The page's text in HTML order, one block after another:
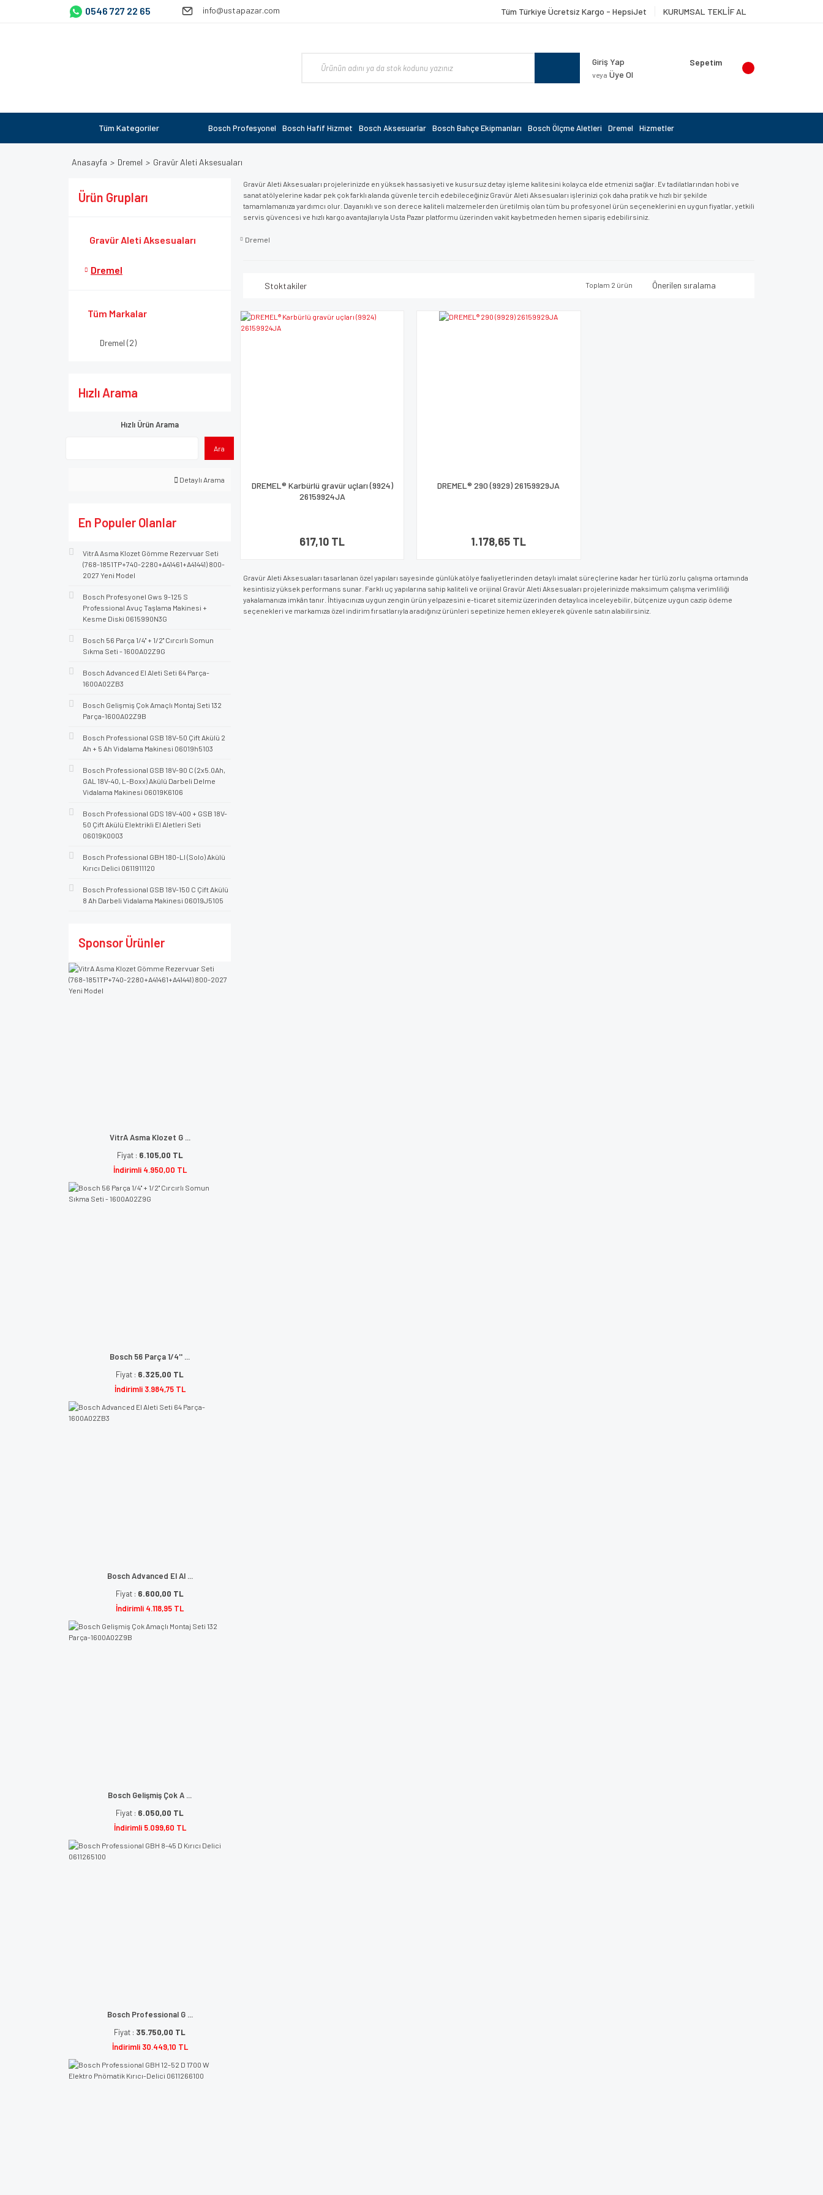
0546 727 22 65 info@ustapazar.com Tüm Türkiye Ücretsiz Kargo - HepsiJet KURUMSAL TEKLİF AL
Giriş Yap
veya Üye Ol
Sepetim
Tüm Kategoriler Bosch Profesyonel Bosch Hafif Hizmet Bosch Aksesuarlar Bosch Bahçe Ekipmanları Bosch Ölçme Aletleri Dremel Hizmetler
Anasayfa Dremel Gravür Aleti Aksesuaları
Ürün Grupları
Gravür Aleti Aksesuaları
Dremel
Tüm Markalar
Dremel (2)
Hızlı Arama
Hızlı Ürün Arama
Ara
Detaylı Arama
En Populer Olanlar
VitrA Asma Klozet Gömme Rezervuar Seti
(768-1851TP+740-2280+A41461+A41441) 800-
2027 Yeni Model
Bosch Profesyonel Gws 9-125 S
Professional Avuç Taşlama Makinesi +
Kesme Diski 0615990N3G
Bosch 56 Parça 1/4'' + 1/2'' Cırcırlı Somun
Sıkma Seti - 1600A02Z9G
Bosch Advanced El Aleti Seti 64 Parça-
1600A02ZB3
Bosch Gelişmiş Çok Amaçlı Montaj Seti 132
Parça-1600A02Z9B
Bosch Professional GSB 18V-50 Çift Akülü 2
Ah + 5 Ah Vidalama Makinesi 06019h5103
Bosch Professional GSB 18V-90 C (2x5.0Ah,
GAL 18V-40, L-Boxx) Akülü Darbeli Delme
Vidalama Makinesi 06019K6106
Bosch Professional GDS 18V-400 + GSB 18V-
50 Çift Akülü Elektrikli El Aletleri Seti
06019K0003
Bosch Professional GBH 180-LI (Solo) Akülü
Kırıcı Delici 0611911120
Bosch Professional GSB 18V-150 C Çift Akülü
8 Ah Darbeli Vidalama Makinesi 06019J5105
Sponsor Ürünler
VitrA Asma Klozet G ...
Fiyat : 6.105,00 TL
İndirimli 4.950,00 TL
Bosch 56 Parça 1/4'' ...
Fiyat : 6.325,00 TL
İndirimli 3.984,75 TL
Bosch Advanced El Al ...
Fiyat : 6.600,00 TL
İndirimli 4.118,95 TL
Bosch Gelişmiş Çok A ...
Fiyat : 6.050,00 TL
İndirimli 5.099,60 TL
Bosch Professional G ...
Fiyat : 35.750,00 TL
İndirimli 30.449,10 TL
Gravür Aleti Aksesuaları projelerinizde en yüksek hassasiyeti ve kusursuz detay işleme kalitesini kolayca elde etmenizi sağlar. Ev tadilatlarından hobi ve
sanat atölyelerine kadar pek çok farklı alanda güvenle tercih edebileceğiniz Gravür Aleti Aksesuaları işlerinizi çok daha pratik ve hızlı bir şekilde
tamamlamanıza yardımcı olur. Dayanıklı ve son derece kaliteli malzemelerden üretilmiş olan tüm bu profesyonel ürün seçeneklerini en uygun fiyatlar, yetkili
servis güvencesi ve hızlı kargo avantajlarıyla Usta Pazar platformu üzerinden vakit kaybetmeden hemen sipariş edebilirsiniz.
Dremel
Stoktakiler Toplam 2 ürün
DREMEL® Karbürlü gravür uçları (9924)
26159924JA
617,10 TL
DREMEL® 290 (9929) 26159929JA
1.178,65 TL
Gravür Aleti Aksesuaları tasarlanan özel yapıları sayesinde günlük atölye faaliyetlerinden detaylı imalat süreçlerine kadar her türlü zorlu çalışma ortamında
kesintisiz yüksek performans sunar. Farklı uç yapılarına sahip kaliteli ve orijinal Gravür Aleti Aksesuaları projelerinizde maksimum çalışma verimliliği
yakalamanıza imkân tanır. İhtiyacınıza uygun zengin ürün yelpazesini e-ticaret sitemiz üzerinden detaylıca inceleyebilir, bütçenize uygun cazip ödeme
seçenekleri ve markamıza özel indirim fırsatlarıyla aradığınız ürünleri sepetinize hemen ekleyerek güvenle satın alabilirsiniz.